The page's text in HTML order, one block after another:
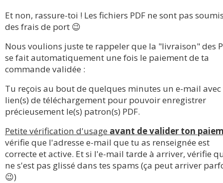
Et non, rassure-toi ! Les fichiers PDF ne sont pas
des frais de port 😉
Nous voulions juste te rappeler que la "livraison" des
se fait automatiquement une fois le paiement de ta
commande validée :
Tu reçois au bout de quelques minutes un e-mail avec
lien(s) de téléchargement pour pouvoir enregistrer
précieusement le(s) patron(s) PDF.
Petite vérification d'usage avant de valider ton
vérifie que l'adresse e-mail que tu as renseignée est
correcte et active. Et si l'e-mail tarde à arriver, vérifie
ne s'est pas glissé dans tes spams (ça peut arriver
😉)